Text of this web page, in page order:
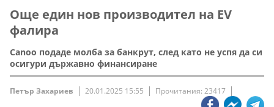
Още един нов производител на EV
фалира
Canoo подаде молба за банкрут, след като не успя да си
осигури държавно финансиране
Петър Захариев 20.01.2025 15:55 Прочитания: 23417